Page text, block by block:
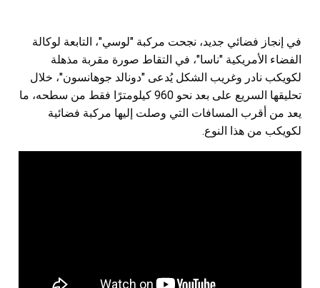
في إنجاز فضائي جديد، نجحت مركبة "لوسي"، التابعة لوكالة
الفضاء الأمريكية "ناسا"، في التقاط صورة مقربة مذهلة
لكويكب نادر وغريب الشكل يُدعى "دونالد جوهانسون"، خلال
تحليقها السريع على بعد نحو 960 كيلومترًا فقط من سطحه، ما
يعد من أقرب المسافات التي وصلت إليها مركبة فضائية
لكويكب من هذا النوع.